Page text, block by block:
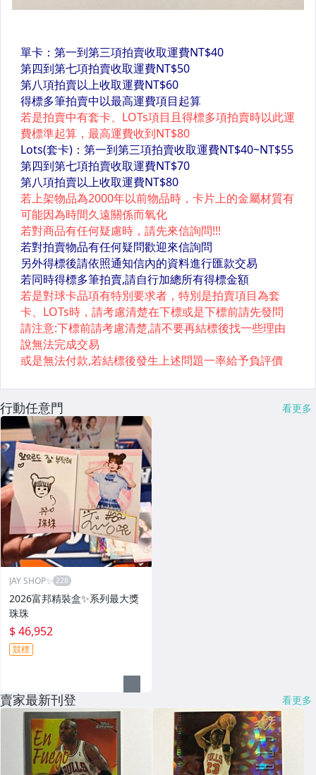
行動任意門 看更多
JAY SHOP✨
2026富邦精裝盒✨系列最大獎
珠珠
$ 46,952
競標
賣家最新刊登 看更多